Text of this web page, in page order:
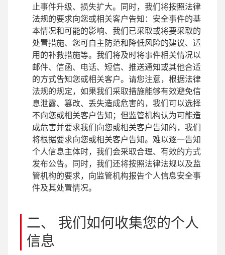
止事件升级、损失扩大。同时，我们将按照法律
法规的要求向您或相关客户告知：安全事件的基
本情况和可能的影响、我们已采取或将要采取的
处置措施、您可自主防范和降低风险的建议、适
用的补救措施等。我们将及时将事件相关情况以
邮件、信函、电话、短信、推送通知或其他合适
的方式告知您或相关客户。请您注意，根据法律
法规的规定，如果我们采取措施能够有效避免信
息泄露、篡改、丢失造成危害的，我们可以选择
不向您或相关客户告知；但监管机构认为可能造
成危害并要求我们向您或相关客户告知的，我们
将根据要求向您或相关客户告知。难以逐一告知
个人信息主体时，我们会采取合理、有效的方式
发布公告。同时，我们还将按照法律法规以及监
管机构的要求，向监管机构报告个人信息安全事
件及其处置情况。
二、 我们如何收集您的个人
信息